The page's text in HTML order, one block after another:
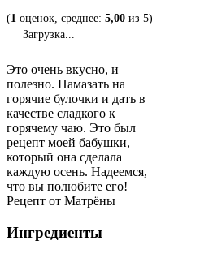
(1 оценок, среднее: 5,00 из 5)
Загрузка...
Это очень вкусно, и
полезно. Намазать на
горячие булочки и дать в
качестве сладкого к
горячему чаю. Это был
рецепт моей бабушки,
который она сделала
каждую осень. Надеемся,
что вы полюбите его!
Рецепт от Матрёны
Ингредиенты